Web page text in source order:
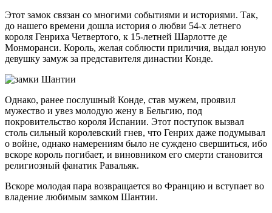
Этот замок связан со многими событиями и историями. Так,
до нашего времени дошла история о любви 54-х летнего
короля Генриха Четвертого, к 15-летней Шарлотте де
Монморанси. Король, желая соблюсти приличия, выдал юную
девушку замуж за представителя династии Конде.
Однако, ранее послушный Конде, став мужем, проявил
мужество и увез молодую жену в Бельгию, под
покровительство короля Испании. Этот поступок вызвал
столь сильный королевский гнев, что Генрих даже подумывал
о войне, однако намерениям было не суждено свершиться, ибо
вскоре король погибает, и виновником его смерти становится
религиозный фанатик Равальяк.
Вскоре молодая пара возвращается во Францию и вступает во
владение любимым замком Шантии.